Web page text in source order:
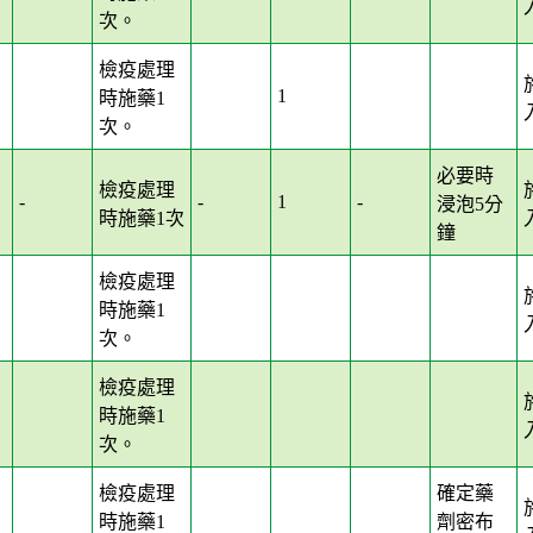
次。
檢疫處理
時施藥1
次。
1
-
檢疫處理
時施藥1次
- 1 -
必要時
浸泡5分
鐘
檢疫處理
時施藥1
次。
檢疫處理
時施藥1
次。
檢疫處理
時施藥1
確定藥
劑密布